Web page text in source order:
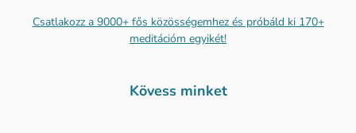
Csatlakozz a 9000+ fős közösségemhez és próbáld ki 170+
meditációm egyikét!
Kövess minket